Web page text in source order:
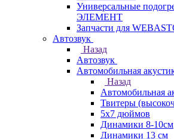
Универсальные
ЭЛЕМЕНТ
Запчасти для
Автозвук
Назад
Автозвук
Автомобильная
Назад
Автомобильная
Твитеры
5x7 дюймов
Динамики 8-10см
Динамики 13 см